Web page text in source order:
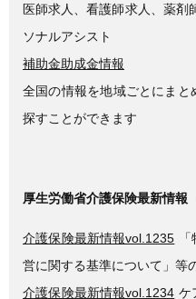
医師求人、看護師求人、薬剤
ソナルアシスト
補助金助成金情報
全国の情報を地域ごとにまと
探すことができます
厚生労働省介護保険最新情報
介護保険最新情報vol.1235
営に関する基準について」等
介護保険最新情報vol.1234 ケ